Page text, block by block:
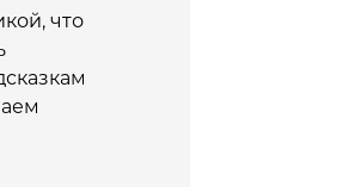
что